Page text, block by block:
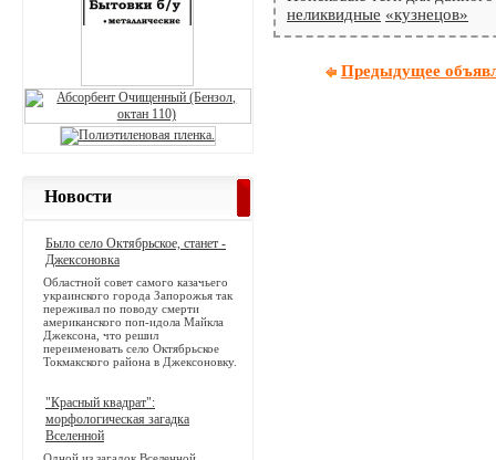
неликвидные «кузнецов»
Предыдущее
Новости
Было село Октябрьское, станет -
Джексоновка
Областной совет самого казачьего
украинского города Запорожья так
переживал по поводу смерти
американского поп-идола Майкла
Джексона, что решил
переименовать село Октябрьское
Токмакского района в Джексоновку.
"Красный квадрат":
морфологическая загадка
Вселенной